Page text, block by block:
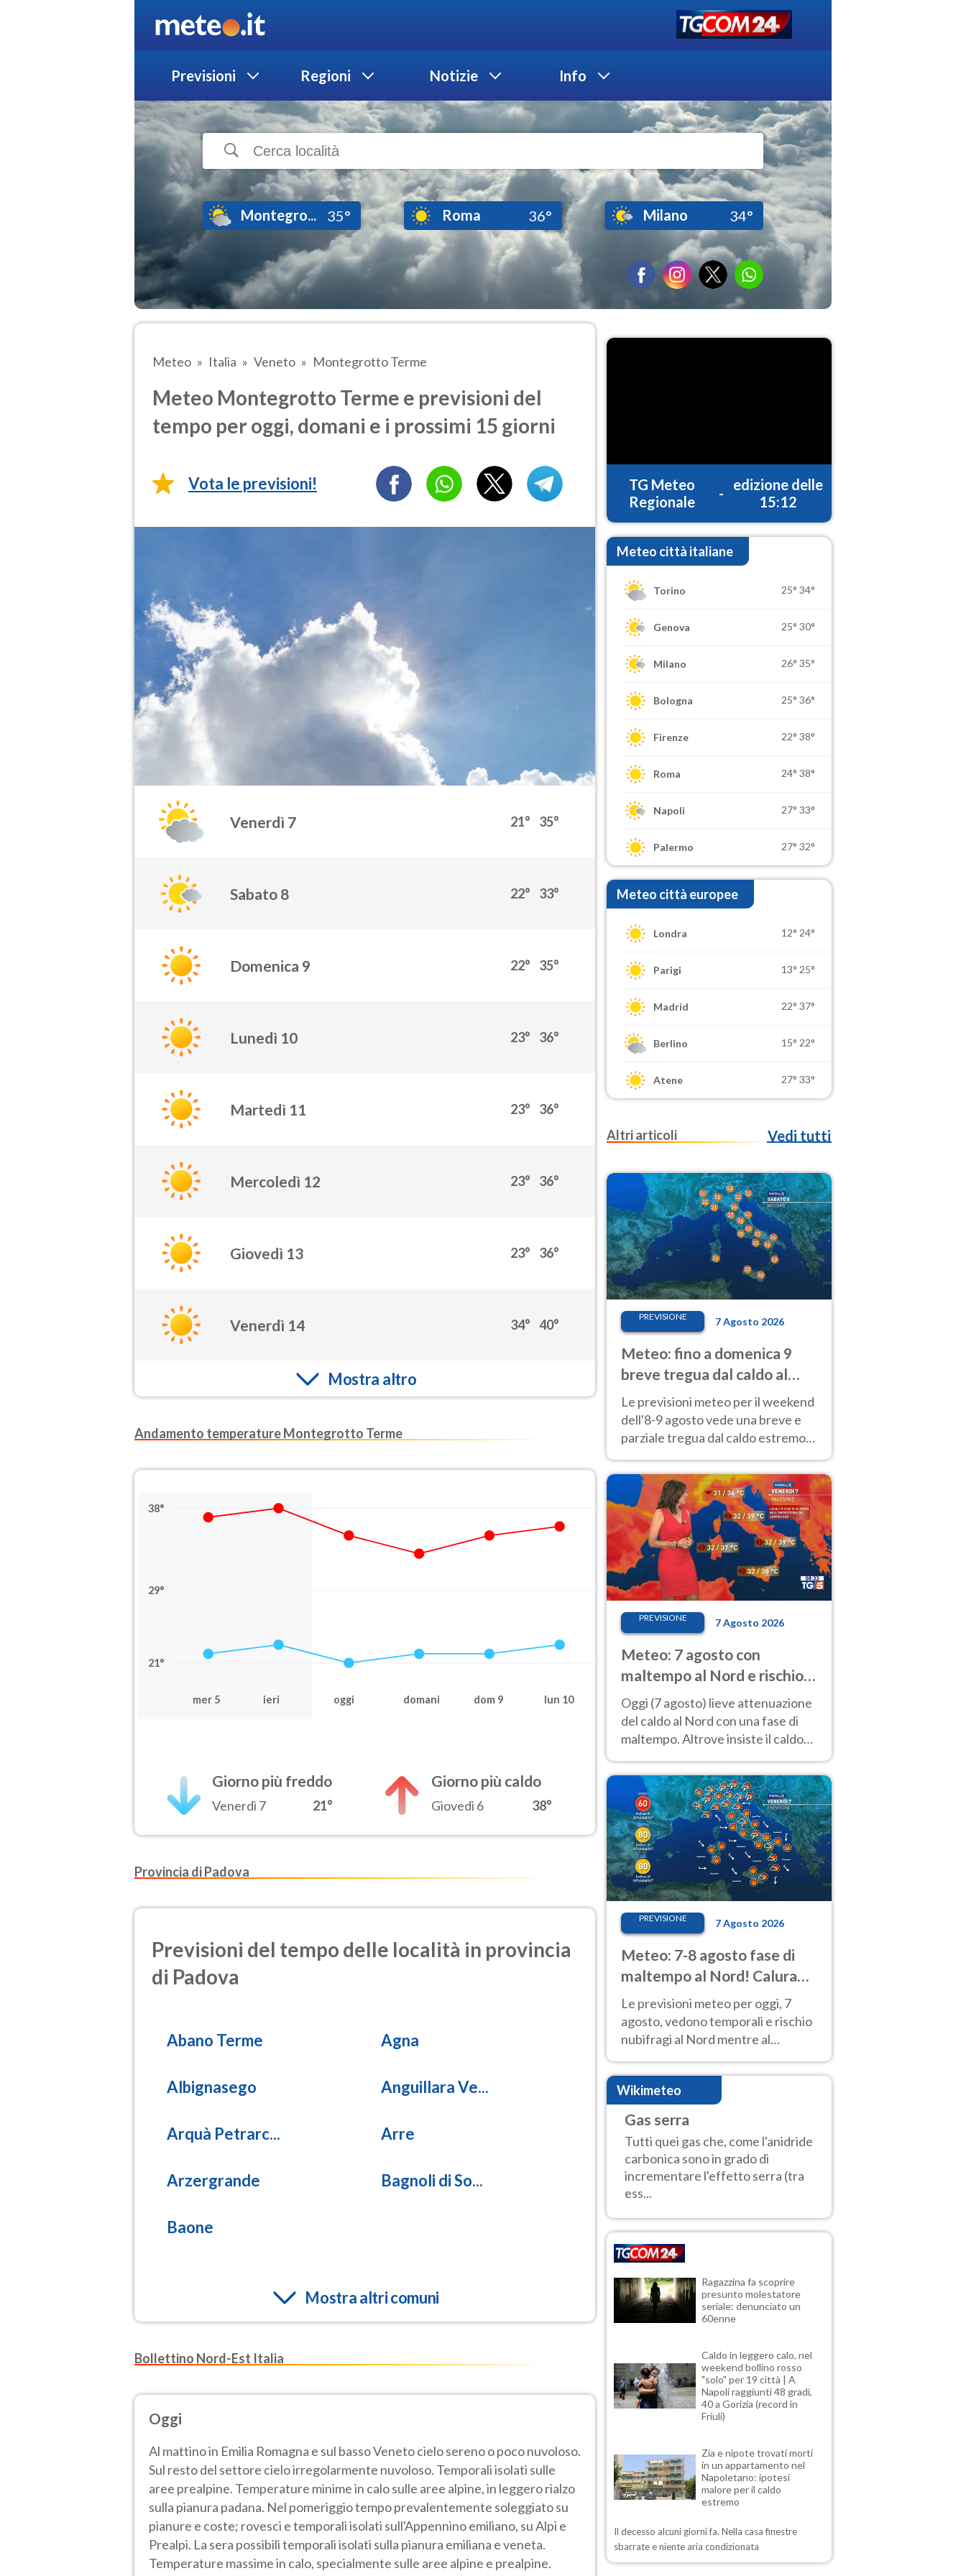
Previsioni Regioni Notizie Info
Montegro... 35° Roma 36° Milano 34°
Meteo Italia Veneto Montegrotto Terme
Meteo Montegrotto Terme e previsioni del
tempo per oggi, domani e i prossimi 15 giorni
Vota le previsioni!
Venerdì 7 21° 35°
Sabato 8 22° 33°
Domenica 9 22° 35°
Lunedì 10 23° 36°
Martedì 11 23° 36°
Mercoledì 12 23° 36°
Giovedì 13 23° 36°
Venerdì 14 34° 40°
Mostra altro
Andamento temperature Montegrotto Terme
38°
29°
21°
mer 5 ieri oggi domani dom 9 lun 10
Giorno più freddo
Venerdì 7 21°
Giorno più caldo
Giovedì 6 38°
Provincia di Padova
Previsioni del tempo delle località in provincia
di Padova
Abano Terme Agna
Albignasego Anguillara Ve...
Arquà Petrarc... Arre
Arzergrande Bagnoli di So...
Baone
Mostra altri comuni
Bollettino Nord-Est Italia
Oggi
Al mattino in Emilia Romagna e sul basso Veneto cielo sereno o poco nuvoloso.
Sul resto del settore cielo irregolarmente nuvoloso. Temporali isolati sulle
aree prealpine. Temperature minime in calo sulle aree alpine, in leggero rialzo
sulla pianura padana. Nel pomeriggio tempo prevalentemente soleggiato su
pianure e coste; rovesci e temporali isolati sull'Appennino emiliano, su Alpi e
Prealpi. La sera possibili temporali isolati sulla pianura emiliana e veneta.
Temperature massime in calo, specialmente sulle aree alpine e prealpine.
TG Meteo
Regionale
-
edizione delle
15:12
Meteo città italiane
Torino 25° 34°
Genova 25° 30°
Milano 26° 35°
Bologna 25° 36°
Firenze 22° 38°
Roma 24° 38°
Napoli 27° 33°
Palermo 27° 32°
Meteo città europee
Londra 12° 24°
Parigi 13° 25°
Madrid 22° 37°
Berlino 15° 22°
Atene 27° 33°
Altri articoli Vedi tutti
PREVISIONE 7 Agosto 2026
Meteo: fino a domenica 9
breve tregua dal caldo al
Nord! Altrove calura e afa
Le previsioni meteo per il weekend
dell'8-9 agosto vede una breve e
parziale tregua dal caldo estremo
40 gradi.
PREVISIONE 7 Agosto 2026
Meteo: 7 agosto con
maltempo al Nord e rischio
nubifragi. Altrove caldo
estremo
Oggi (7 agosto) lieve attenuazione
del caldo al Nord con una fase di
maltempo. Altrove insiste il caldo
previsioni
PREVISIONE 7 Agosto 2026
Meteo: 7-8 agosto fase di
maltempo al Nord! Calura
fino a Ferragosto
Le previsioni meteo per oggi, 7
agosto, vedono temporali e rischio
nubifragi al Nord mentre al
Centro-Sud sole e caldo sempre
molto intenso.
Wikimeteo
Gas serra
Tutti quei gas che, come l'anidride
carbonica sono in grado di
incrementare l'effetto serra (tra
ess...
Ragazzina fa scoprire
presunto molestatore
seriale: denunciato un
60enne
Caldo in leggero calo, nel
weekend bollino rosso
"solo" per 19 città | A
Napoli raggiunti 48 gradi,
40 a Gorizia (record in
Friuli)
Zia e nipote trovati morti
in un appartamento nel
Napoletano: ipotesi
malore per il caldo
estremo
Il decesso alcuni giorni fa. Nella casa finestre
sbarrate e niente aria condizionata